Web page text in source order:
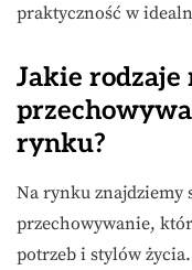
praktyczność w
Jakie rodzaje
rynku?
Na rynku znajdziemy
przechowywanie,
potrzeb i stylów